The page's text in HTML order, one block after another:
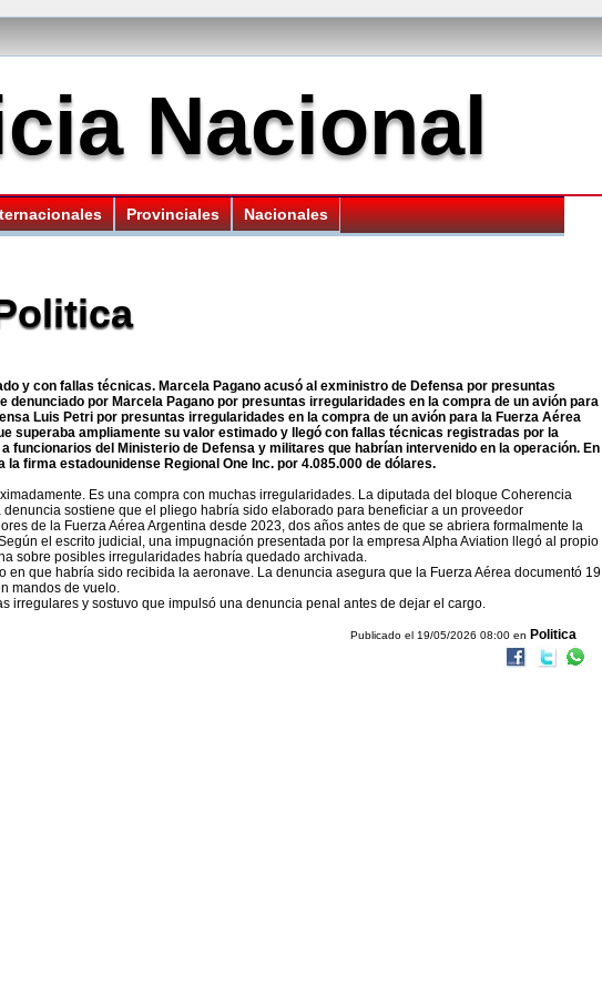
Nacional
Provinciales Nacionales
y con fallas técnicas. Marcela Pagano acusó al exministro de Defensa por presuntas
denunciado por Marcela Pagano por presuntas irregularidades en la compra de un avión para
Luis Petri por presuntas irregularidades en la compra de un avión para la Fuerza Aérea
superaba ampliamente su valor estimado y llegó con fallas técnicas registradas por la
funcionarios del Ministerio de Defensa y militares que habrían intervenido en la operación. En
firma estadounidense Regional One Inc. por 4.085.000 de dólares.
Es una compra con muchas irregularidades. La diputada del bloque Coherencia
sostiene que el pliego habría sido elaborado para beneficiar a un proveedor
de la Fuerza Aérea Argentina desde 2023, dos años antes de que se abriera formalmente la
el escrito judicial, una impugnación presentada por la empresa Alpha Aviation llegó al propio
sobre posibles irregularidades habría quedado archivada.
que habría sido recibida la aeronave. La denuncia asegura que la Fuerza Aérea documentó 19
mandos de vuelo.
irregulares y sostuvo que impulsó una denuncia penal antes de dejar el cargo.
Publicado el 19/05/2026 08:00 en Politica